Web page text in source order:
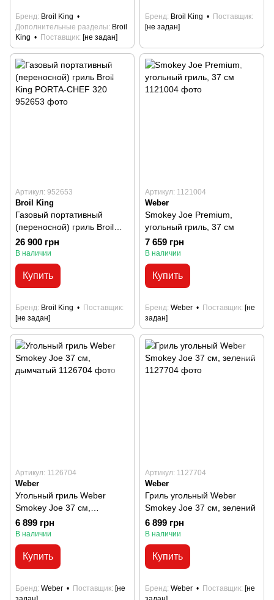
Бренд Broil King
Дополнительные разделы
Broil
King
Поставщик [не задан]
Бренд Broil King
Поставщик
[не задан]
Артикул: 952653
Broil King
Газовый портативный
(переносной) гриль Broil
King PORTA-CHEF 320
26 900 грн
В наличии
Купить
Бренд Broil King
Поставщик
[не задан]
Артикул: 1121004
Weber
Smokey Joe Premium,
угольный гриль, 37 см
7 659 грн
В наличии
Купить
Бренд Weber Поставщик [не
задан]
Артикул: 1126704
Weber
Угольный гриль Weber
Smokey Joe 37 cм,
дымчатый
6 899 грн
В наличии
Купить
Бренд Weber Поставщик [не
Артикул: 1127704
Weber
Гриль угольный Weber
Smokey Joe 37 cм, зелений
6 899 грн
В наличии
Купить
Бренд Weber Поставщик [не